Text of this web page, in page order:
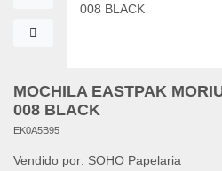
MOCHILA EASTPAK
008 BLACK
EK0A5B95
Vendido por: SOHO Papelaria